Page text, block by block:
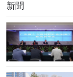
新聞